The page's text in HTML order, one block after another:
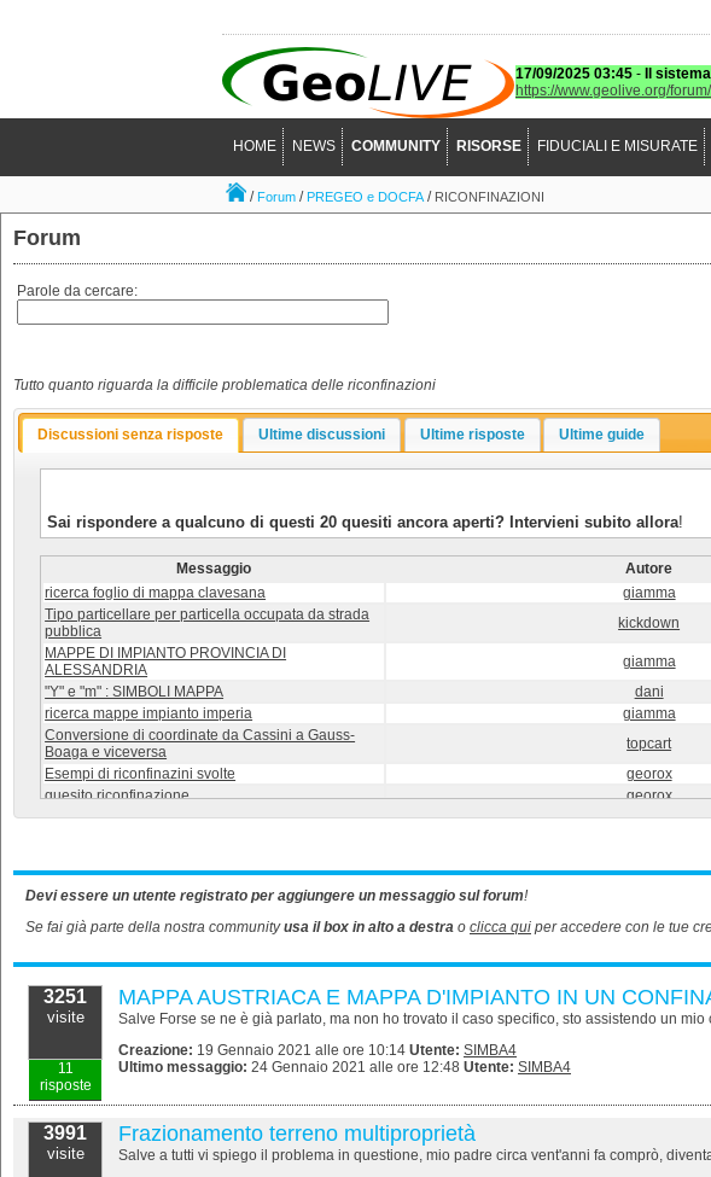
17/09/2025 03:45 - Il
https://www.geolive.org/
HOME NEWS COMMUNITY RISORSE FIDUCIALI E MISURATE
/Forum /PREGEO e DOCFA/ RICONFINAZIONI
Forum
Parole da cercare:
Tutto quanto riguarda la difficile problematica delle riconfinazioni
Discussioni senza risposte Ultime discussioni Ultime risposte Ultime guide
Sai rispondere a qualcuno di questi 20 quesiti ancora aperti? Intervieni subito allora!
Messaggio Autore
ricerca foglio di mappa clavesana
giamma
Tipo particellare per particella occupata da strada
pubblica
kickdown
MAPPE DI IMPIANTO PROVINCIA DI
ALESSANDRIA
giamma
"Y" e "m" : SIMBOLI MAPPA
dani
ricerca mappe impianto imperia
giamma
Conversione di coordinate da Cassini a Gauss-
Boaga e viceversa
topcart
Esempi di riconfinazini svolte
georox
quesito riconfinazione
georox
Georeferenziazione Catastale Vs Parametrica
georox
Compito d'esame del corso Riconfinazioni aperto a
chiunque voglia mettersi alla prova
parcheggio corte urbana (ex corte comune)
djpulp
Preventivo in linea di massima
MERAKsg1
FOGLIOP N.16 DI GRIGNASCO (NO)
bellans
informazione su materiali messi a confine del vicino
dona71
Accesso diretto/indiretto?
Materializzazione Confini Amministrativi Comunali
problemi con riconfinamento
Devi essere un utente registrato per aggiungere un messaggio sul forum!
Se fai già parte della nostra communityusa il box in alto a destra o clicca qui per accedere con le tue
3251
visite
11
risposte
MAPPA AUSTRIACA E MAPPA D'IMPIANTO IN UN
Salve Forse se ne è già parlato, ma non ho trovato il caso specifico, sto assistendo un
Creazione: 19 Gennaio 2021 alle ore 10:14 Utente: SIMBA4
Ultimo messaggio: 24 Gennaio 2021 alle ore 12:48 Utente: SIMBA4
3991
visite
Frazionamento terreno multiproprietà
Salve a tutti vi spiego il problema in questione, mio padre circa vent'anni fa comprò,